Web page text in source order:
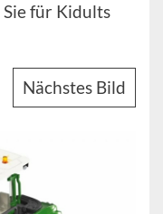
für Kidults
Nächstes Bild